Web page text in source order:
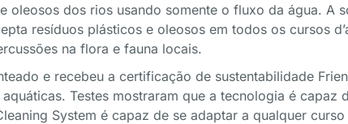
oleosos dos rios usando somente o fluxo da água. A
resíduos plásticos e oleosos em todos os cursos
na flora e fauna locais.
e recebeu a certificação de sustentabilidade
Testes mostraram que a tecnologia é
System é capaz de se adaptar a qualquer